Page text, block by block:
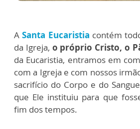
ASanta Eucaristia contém
da Igreja, o próprio Cristo, o
da Eucaristia, entramos em
com a Igreja e com nossos
sacrifício do Corpo e do
que Ele instituiu para que
fim dos tempos.